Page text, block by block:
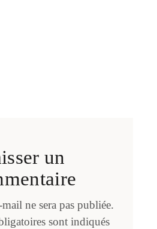
un
mail ne sera pas publiée.
sont indiqués